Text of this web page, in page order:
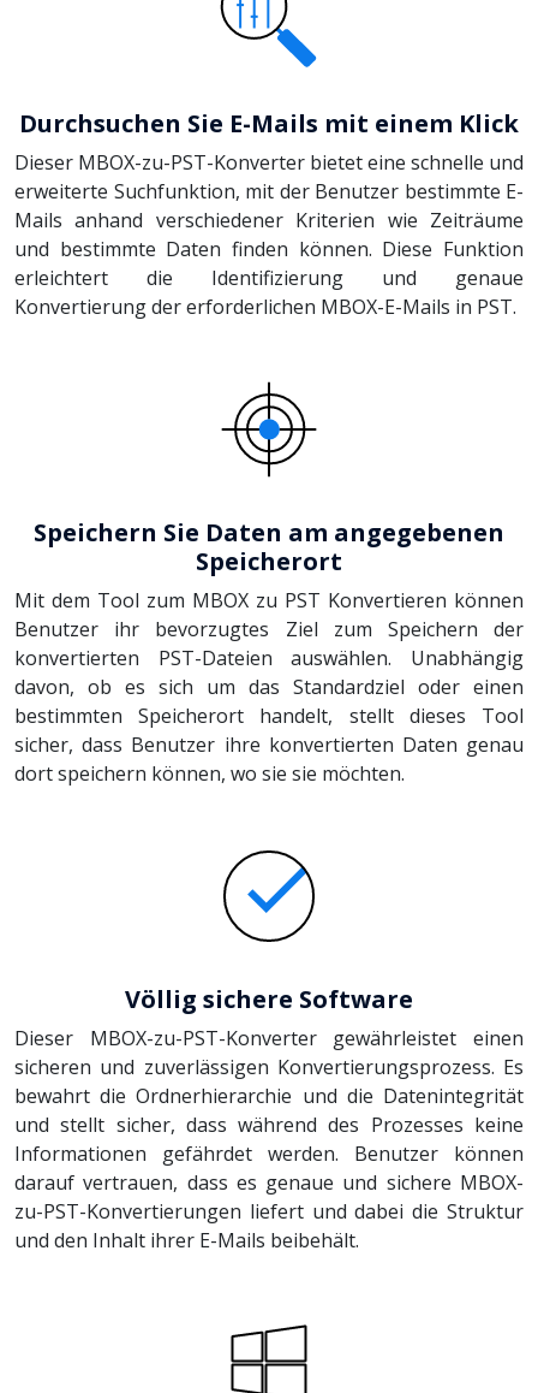
Durchsuchen Sie E-Mails mit einem Klick
Dieser MBOX-zu-PST-Konverter bietet eine schnelle und
erweiterte Suchfunktion, mit der Benutzer bestimmte E-
Mails anhand verschiedener Kriterien wie Zeiträume
und bestimmte Daten finden können. Diese Funktion
erleichtert die Identifizierung und genaue
Konvertierung der erforderlichen MBOX-E-Mails in PST.
Speichern Sie Daten am angegebenen
Speicherort
Mit dem Tool zum MBOX zu PST Konvertieren können
Benutzer ihr bevorzugtes Ziel zum Speichern der
konvertierten PST-Dateien auswählen. Unabhängig
davon, ob es sich um das Standardziel oder einen
bestimmten Speicherort handelt, stellt dieses Tool
sicher, dass Benutzer ihre konvertierten Daten genau
dort speichern können, wo sie sie möchten.
Völlig sichere Software
Dieser MBOX-zu-PST-Konverter gewährleistet einen
sicheren und zuverlässigen Konvertierungsprozess. Es
bewahrt die Ordnerhierarchie und die Datenintegrität
und stellt sicher, dass während des Prozesses keine
Informationen gefährdet werden. Benutzer können
darauf vertrauen, dass es genaue und sichere MBOX-
zu-PST-Konvertierungen liefert und dabei die Struktur
und den Inhalt ihrer E-Mails beibehält.